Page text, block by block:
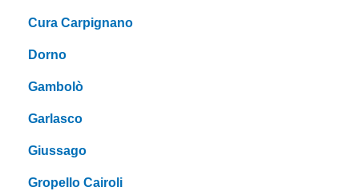
Cura Carpignano
Dorno
Gambolò
Garlasco
Giussago
Gropello Cairoli